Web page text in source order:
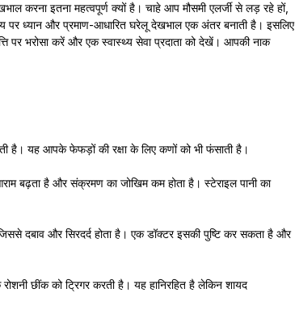
करना इतना महत्वपूर्ण क्यों है। चाहे आप मौसमी एलर्जी से लड़ रहे हों,
पर ध्यान और प्रमाण-आधारित घरेलू देखभाल एक अंतर बनाती है। इसलिए
पर भरोसा करें और एक स्वास्थ्य सेवा प्रदाता को देखें। आपकी नाक
है। यह आपके फेफड़ों की रक्षा के लिए कणों को भी फंसाती है।
बढ़ता है और संक्रमण का जोखिम कम होता है। स्टेराइल पानी का
दबाव और सिरदर्द होता है। एक डॉक्टर इसकी पुष्टि कर सकता है और
छींक को ट्रिगर करती है। यह हानिरहित है लेकिन शायद